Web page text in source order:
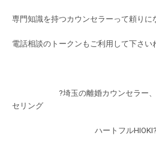
専門知識を持つカウンセラーって頼りに
電話相談のトークンもご利用して下さい
?埼玉の離婚カウンセラー、離
セリング
ハートフルHIOKI?